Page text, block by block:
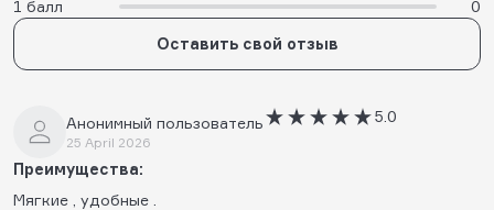
1 балл
0
Оставить свой отзыв
Анонимный пользователь
25 April 2026
5.0
Преимущества:
Мягкие , удобные .